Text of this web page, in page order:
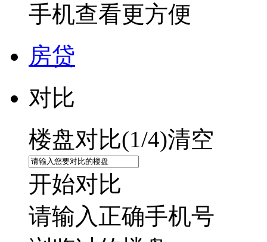
手机查看更方便
房贷
对比
楼盘对比(1/4)清空
开始对比
请输入正确手机号